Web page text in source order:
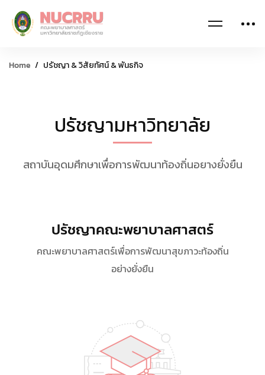
Home ปรัชญา & วิสัยทัศน์ & พันธกิจ
ปรัชญามหาวิทยาลัย
สถาบันอุดมศึกษาเพื่อการพัฒนาท้องถิ่นอยางยั่งยืน
ปรัชญาคณะพยาบาลศาสตร์
คณะพยาบาลศาสตร์เพื่อการพัฒนาสุขภาวะท้องถิ่น
อย่างยั่งยืน